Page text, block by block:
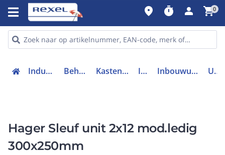
place timer person shopping_cart0
Industriele componenten Behuizingen en kasten Kasten/lessenaars toebehoren Inbouwunits Inbouwunit modulaire componenten UD21B1
Hager Sleuf unit 2x12 mod.ledig
300x250mm